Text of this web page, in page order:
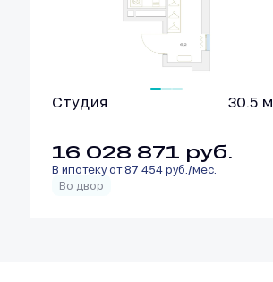
Студия 30.5 м
16 028 871 руб.
В ипотеку от 87 454 руб./мес.
Во двор